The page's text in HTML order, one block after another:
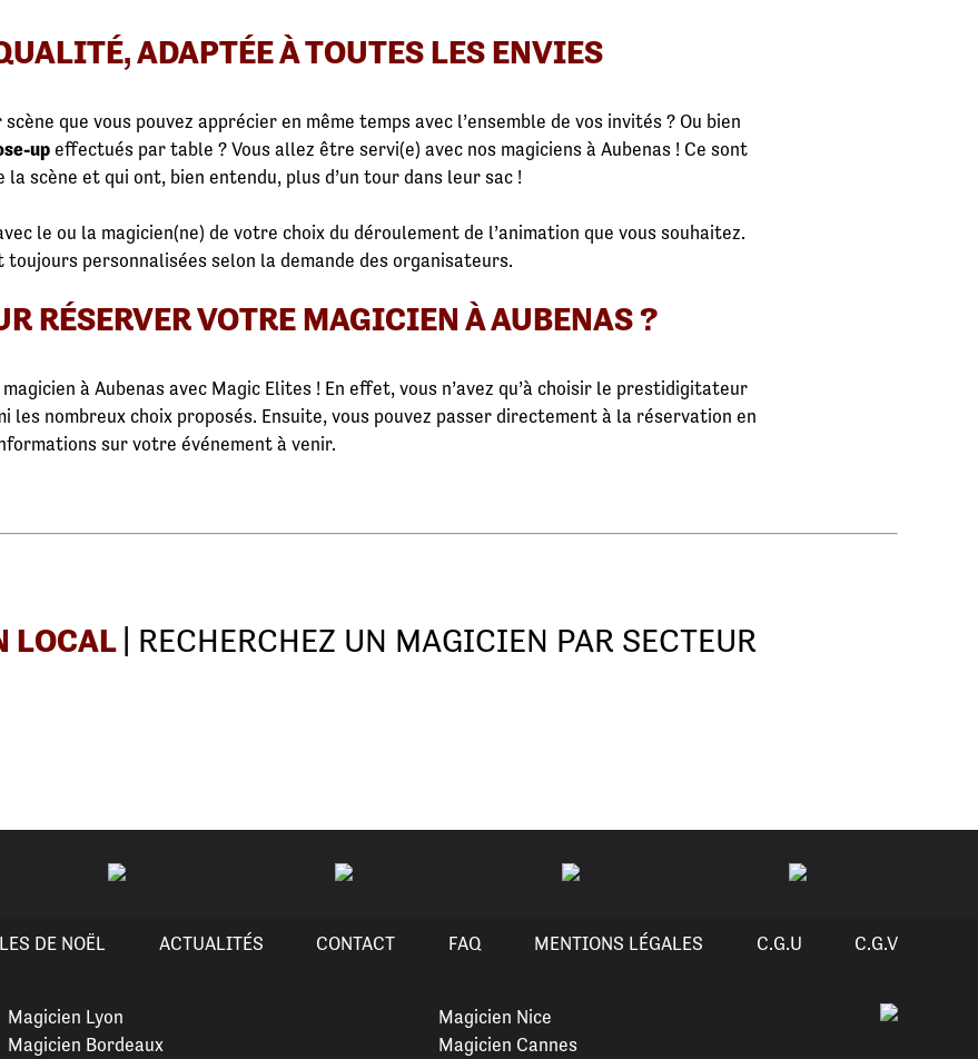
ADAPTÉE À TOUTES LES ENVIES
que vous pouvez apprécier en même temps avec l’ensemble de vos invités ? Ou bien
up effectués par table ? Vous allez être servi(e) avec nos magiciens à Aubenas ! Ce sont
scène et qui ont, bien entendu, plus d’un tour dans leur sac !
le ou la magicien(ne) de votre choix du déroulement de l’animation que vous souhaitez.
personnalisées selon la demande des organisateurs.
RÉSERVER VOTRE MAGICIEN À AUBENAS ?
à Aubenas avec Magic Elites ! En effet, vous n’avez qu’à choisir le prestidigitateur
les nombreux choix proposés. Ensuite, vous pouvez passer directement à la réservation en
sur votre événement à venir.
LOCAL | RECHERCHEZ UN MAGICIEN PAR SECTEUR
DE NOËL ACTUALITÉS CONTACT FAQ MENTIONS LÉGALES C.G.U C.G.V
Magicien Lyon
Magicien Bordeaux
Magicien Nice
Magicien Cannes